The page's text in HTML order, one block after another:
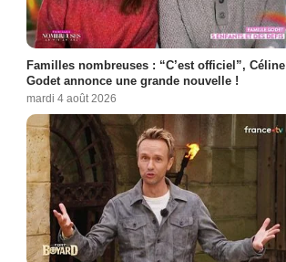
Familles nombreuses : “C’est officiel”, Céline
Godet annonce une grande nouvelle !
mardi 4 août 2026